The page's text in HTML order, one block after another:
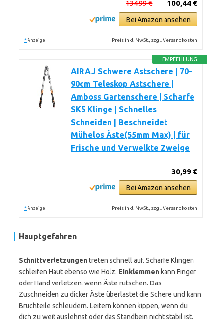
100,44 €
134,99 €
Bei Amazon ansehen
* Anzeige Preis inkl. MwSt., zzgl. Versandkosten
EMPFEHLUNG
AIRAJ Schwere Astschere | 70-
90cm Teleskop Astschere |
Amboss Gartenschere | Scharfe
SK5 Klinge | Schnelles
Schneiden | Beschneidet
Mühelos Äste(55mm Max) | für
Frische und Verwelkte Zweige
30,99 €
Bei Amazon ansehen
* Anzeige Preis inkl. MwSt., zzgl. Versandkosten
Hauptgefahren
Schnittverletzungentreten schnell auf. Scharfe Klingen
schleifen Haut ebenso wie Holz. Einklemmen kann Finger
oder Hand verletzen, wenn Äste rutschen. Das
Zuschneiden zu dicker Äste überlastet die Schere und kann
Bruchteile schleudern. Leitern können kippen, wenn du
dich zu weit auslehnst oder das Standbein nicht stabil ist.